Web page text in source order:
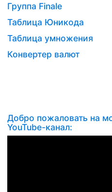
Группа Finale
Таблица Юникода
Таблица умножения
Конвертер валют
Добро пожаловать на
YouTube-канал: